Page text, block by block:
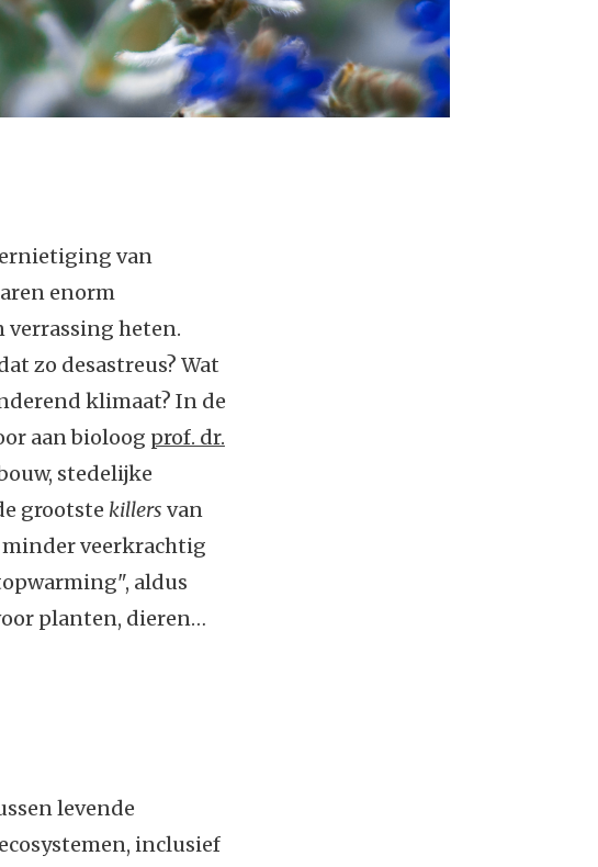
van
enorm
verrassing heten.
zo desastreus? Wat
klimaat? In de
aan bioloog prof. dr.
stedelijke
grootste killers van
veerkrachtig
aldus
planten, dieren…
levende
inclusief